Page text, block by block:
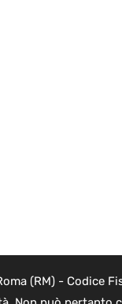
(RM) - Codice